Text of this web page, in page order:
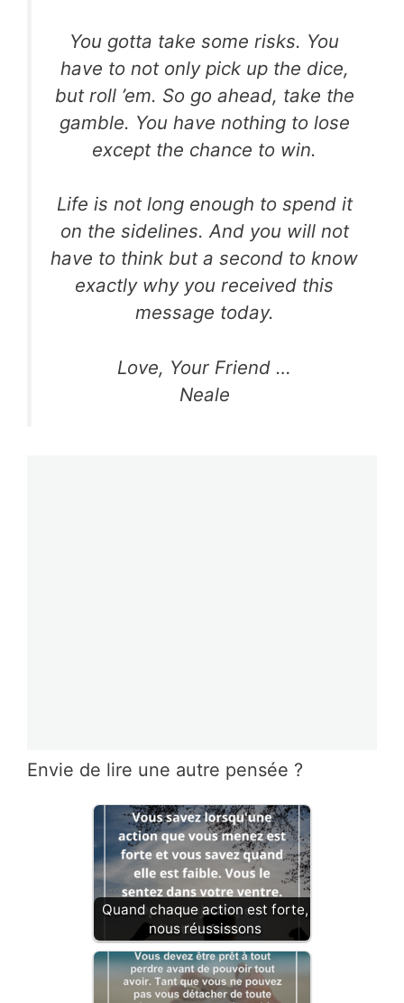
You gotta take some risks. You
have to not only pick up the dice,
but roll ’em. So go ahead, take the
gamble. You have nothing to lose
except the chance to win.
Life is not long enough to spend it
on the sidelines. And you will not
have to think but a second to know
exactly why you received this
message today.
Love, Your Friend …
Neale
Envie de lire une autre pensée ?
Quand chaque action est forte,
nous réussissons